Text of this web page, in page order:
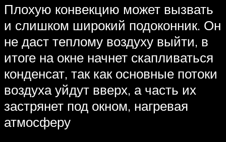
Плохую конвекцию может вызвать
и слишком широкий подоконник. Он
не даст теплому воздуху выйти, в
итоге на окне начнет скапливаться
конденсат, так как основные потоки
воздуха уйдут вверх, а часть их
застрянет под окном, нагревая
атмосферу